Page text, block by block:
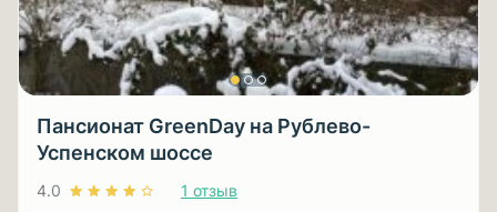
Пансионат GreenDay на Рублево-
Успенском шоссе
4.0 1 отзыв